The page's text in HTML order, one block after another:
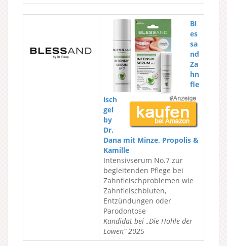
Bl
es
sa
nd
Za
hn
fle
isch
gel
by
Dr.
Dana mit Minze, Propolis &
Kamille
Intensivserum No.7 zur
begleitenden Pflege bei
Zahnfleischproblemen wie
Zahnfleischbluten,
Entzündungen oder
Parodontose
Kandidat bei „Die Höhle der
Löwen“ 2025